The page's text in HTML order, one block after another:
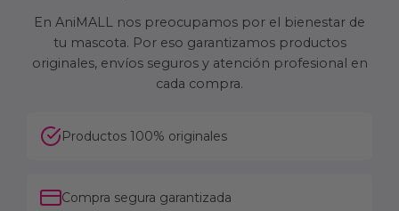
En AniMALL nos preocupamos por el bienestar de
tu mascota. Por eso garantizamos productos
originales, envíos seguros y atención profesional en
cada compra.
Productos 100% originales
Compra segura garantizada